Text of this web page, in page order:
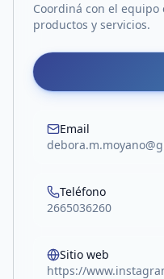
Coordiná con el equipo
productos y servicios.
Email
Teléfono
2665036260
Sitio web
https://